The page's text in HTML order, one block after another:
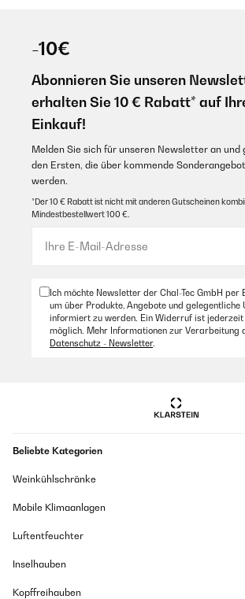
-10€
Abonnieren Sie unseren
erhalten Sie 10 € Rabatt* auf
Einkauf!
Melden Sie sich für unseren Newsletter an und
den Ersten, die über kommende
werden.
*Der 10 € Rabatt ist nicht mit anderen Gutscheinen
Mindestbestellwert 100 €.
Ich möchte Newsletter der Chal-Tec GmbH per
um über Produkte, Angebote und gelegentliche
informiert zu werden. Ein Widerruf ist
möglich. Mehr Informationen zur Verarbeitung
Datenschutz - Newsletter.
Beliebte Kategorien
Weinkühlschränke
Mobile Klimaanlagen
Luftentfeuchter
Inselhauben
Kopffreihauben